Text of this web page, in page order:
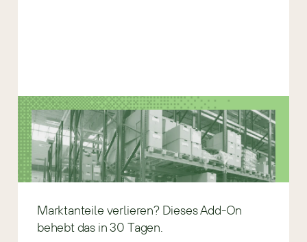
Marktanteile verlieren? Dieses Add-On
behebt das in 30 Tagen.